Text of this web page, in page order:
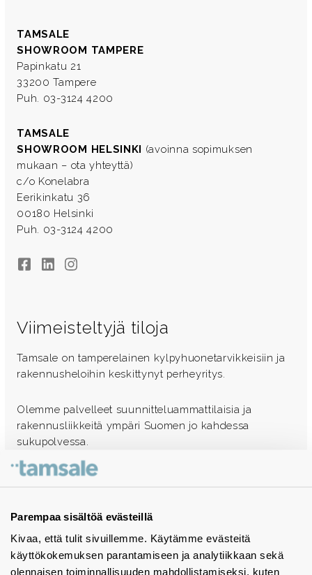
Parempaa sisältöä evästeillä
Kivaa, että tulit sivuillemme. Käytämme evästeitä
käyttökokemuksen parantamiseen ja analytiikkaan sekä
olennaisen toiminnallisuuden mahdollistamiseksi, kuten
TAMSALE
SHOWROOM TAMPERE
Papinkatu 21
33200 Tampere
Puh. 03-3124 4200
TAMSALE
SHOWROOM HELSINKI
(avoinna sopimuksen
mukaan – ota yhteyttä)
c/o Konelabra
Eerikinkatu 36
00180 Helsinki
Puh. 03-3124 4200
FacebookLinkedInInstagram
Viimeisteltyjä tiloja
Tamsale on tamperelainen kylpyhuonetarvikkeisiin ja
rakennusheloihin keskittynyt perheyritys.
Olemme palvelleet suunnitteluammattilaisia ja
rakennusliikkeitä ympäri Suomen jo kahdessa
sukupolvessa.
Ota yhteyttä - autamme mielellämme
Tuotekuvastot
Instagram
BIM-objektit